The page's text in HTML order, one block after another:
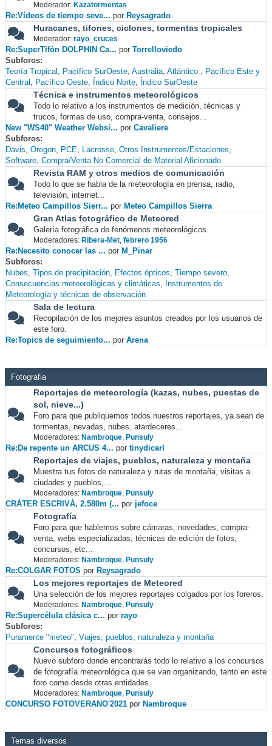
Moderador: Kazatormentas
Re:Vídeos de tiempo seve... por Reysagrado
Huracanes, tifones, ciclones, tormentas tropicales
Moderador: rayo_cruces
Re:SuperTifón DOLPHIN Ca... por Torrelloviedo
Subforos
Teoría Tropical
Pacífico SurOeste Australia Atlántico
Pacífico Este y
Central
Pacífico Oeste Índico Norte Índico SurOeste
Técnica e instrumentos meteorológicos
Todo lo relativo a los instrumentos de medición, técnicas y
trucos, formas de uso, compra-venta, consejos...
New "WS40" Weather Websi... por Cavaliere
Subforos
Davis Oregon PCE Lacrosse Otros Instrumentos/Estaciones
Software Compra/Venta No Comercial de Material Aficionado
Revista RAM y otros medios de comunicación
Todo lo que se habla de la meteorología en prensa, radio,
televisión, internet...
Re:Meteo Campillos Sierr... por Meteo Campillos Sierra
Gran Atlas fotográfico de Meteored
Galería fotográfica de fenómenos meteorológicos.
Moderadores: Ribera-Met, febrero 1956
Re:Necesito conocer las ... por M_Pinar
Subforos
Nubes Tipos de precipitación Efectos ópticos Tiempo severo
Consecuencias meteorológicas y climáticas
Instrumentos de
Meteorología y técnicas de observación
Sala de lectura
Recopilación de los mejores asuntos creados por los usuarios de
este foro.
Re:Topics de seguimiento... por Arena
Fotografia
Reportajes de meteorología (kazas, nubes, puestas de
sol, nieve...)
Foro para que publiquemos todos nuestros reportajes, ya sean de
tormentas, nevadas, nubes, atardeceres...
Moderadores: Nambroque, Punsuly
Re:De repente un ARCUS 4... por tinydicarl
Reportajes de viajes, pueblos, naturaleza y montaña
Muestra tus fotos de naturaleza y rutas de montaña, visitas a
ciudades y pueblos,...
Moderadores: Nambroque, Punsuly
CRÁTER ESCRIVÁ, 2.580m (... por jefoce
Fotografía
Foro para que hablemos sobre cámaras, novedades, compra-
venta, webs especializadas, técnicas de edición de fotos,
concursos, etc...
Moderadores: Nambroque, Punsuly
Re:COLGAR FOTOS por Reysagrado
Los mejores reportajes de Meteored
Una selección de los mejores reportajes colgados por los foreros.
Moderadores: Nambroque, Punsuly
Re:Supercélula clásica c... por rayo
Subforos
Puramente "meteo" Viajes, pueblos, naturaleza y montaña
Concursos fotográficos
Nuevo subforo donde encontrarás todo lo relativo a los concursos
de fotografía meteorológica que se van organizando, tanto en este
foro como desde otras entidades.
Moderadores: Nambroque, Punsuly
CONCURSO FOTOVERANO'2021 por Nambroque
Temas diversos